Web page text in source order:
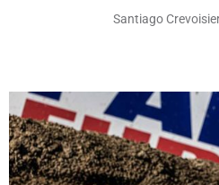
Santiago